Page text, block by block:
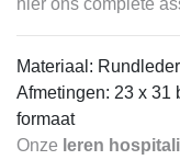
Materiaal: Rundleder
Afmetingen: 23 x 31
formaat
Onze leren